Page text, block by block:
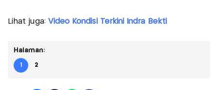
Lihat juga: Video Kondisi Terkini Indra Bekti
Halaman:
1 2